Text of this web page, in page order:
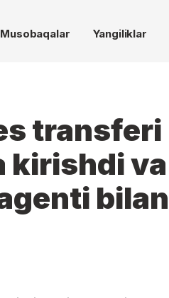
Musobaqalar Yangiliklar
transferi
kirishdi va
bilan